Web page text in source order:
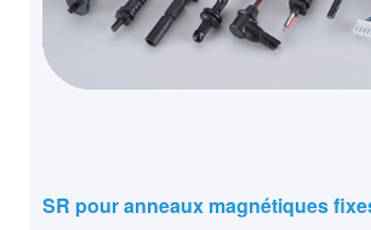
SR pour anneaux magnétiques